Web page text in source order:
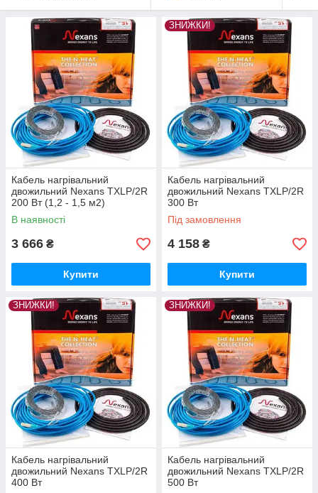
Кабель нагрівальний
двожильний Nexans TXLP/2R
200 Вт (1,2 - 1,5 м2)
В наявності
3 666 ₴
Купити
ЗНИЖКИ!
Кабель нагрівальний
двожильний Nexans TXLP/2R
300 Вт
Під замовлення
4 158 ₴
Купити
ЗНИЖКИ!
Кабель нагрівальний
двожильний Nexans TXLP/2R
400 Вт
ЗНИЖКИ!
Кабель нагрівальний
двожильний Nexans TXLP/2R
500 Вт